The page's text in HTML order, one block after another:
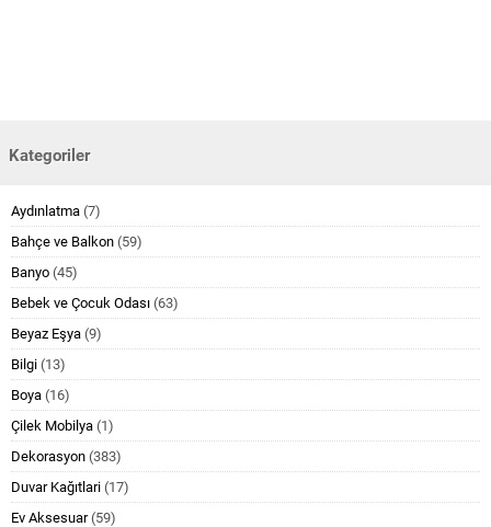
Kategoriler
Aydınlatma (7)
Bahçe ve Balkon (59)
Banyo (45)
Bebek ve Çocuk Odası (63)
Beyaz Eşya (9)
Bilgi (13)
Boya (16)
Çilek Mobilya (1)
Dekorasyon (383)
Duvar Kağıtlari (17)
Ev Aksesuar(59)